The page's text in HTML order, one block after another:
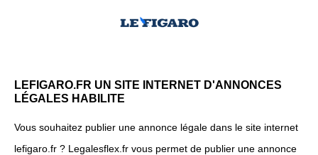
LEFIGARO.FR UN SITE INTERNET D'ANNONCES
LÉGALES HABILITE
Vous souhaitez publier une annonce légale dans le site internet
lefigaro.fr ? Legalesflex.fr vous permet de publier une annonce